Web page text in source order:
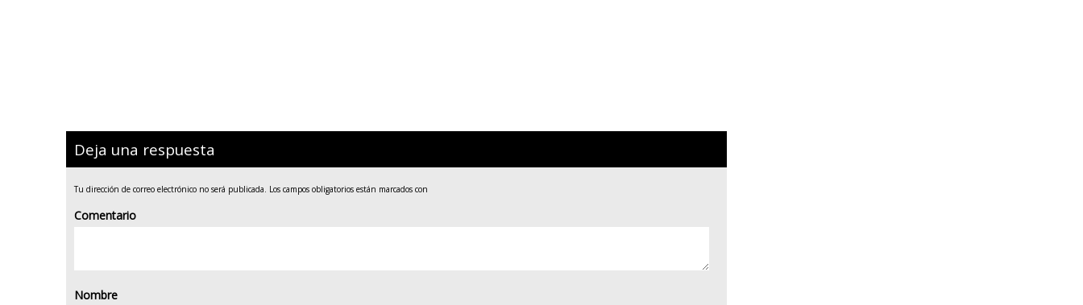
Deja una respuesta
Tu dirección de correo electrónico no será publicada. Los campos obligatorios están marcados con
Comentario
Nombre